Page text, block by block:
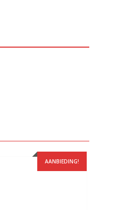
AANBIEDING!